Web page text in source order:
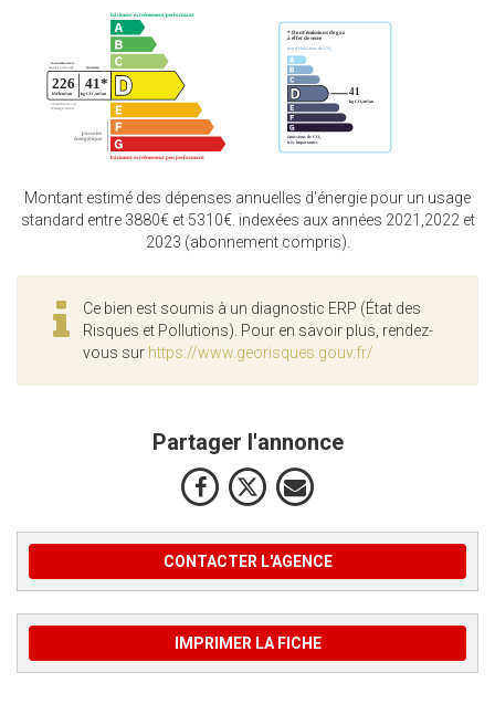
Montant estimé des dépenses annuelles d'énergie pour un usage
standard entre 3880€ et 5310€. indexées aux années 2021,2022 et
2023 (abonnement compris).
Ce bien est soumis à un diagnostic ERP (État des
Risques et Pollutions). Pour en savoir plus, rendez-
vous sur https://www.georisques.gouv.fr/
Partager l'annonce
CONTACTER L'AGENCE
IMPRIMER LA FICHE